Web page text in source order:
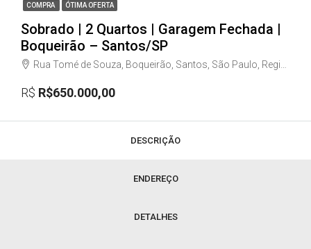
COMPRA ÓTIMA OFERTA
Sobrado | 2 Quartos | Garagem Fechada |
Boqueirão – Santos/SP
Rua Tomé de Souza, Boqueirão, Santos, São Paulo, Região Sudeste, 11045-904, Brasil
R$ R$650.000,00
DESCRIÇÃO
ENDEREÇO
DETALHES